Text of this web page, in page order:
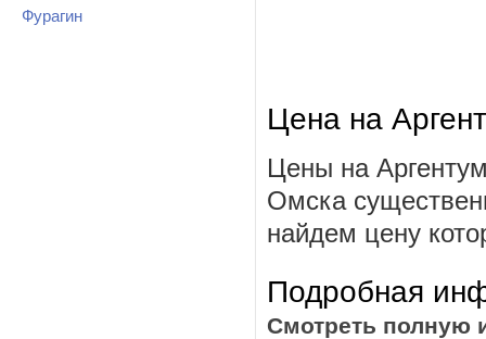
Фурагин
Цена на
Цены на
Омска
найдем цену
Подробная
Смотреть полную